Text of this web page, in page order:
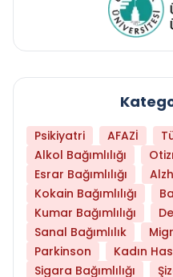
Psikiyatri AFAZİ
Alkol Bağımlılığı
Esrar Bağımlılığı
Kokain Bağımlılığı
Kumar Bağımlılığı
Sanal Bağımlılık
Parkinson
Kadın
Sigara Bağımlılığı